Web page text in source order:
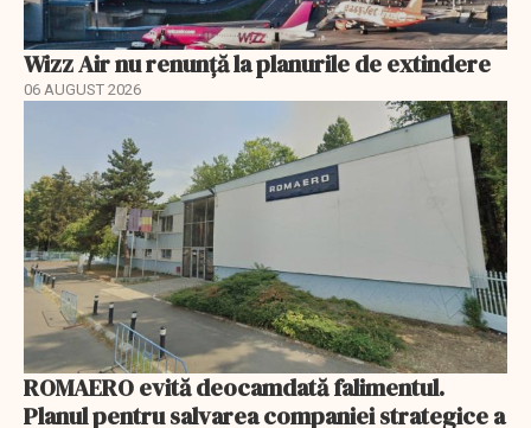
Wizz Air nu renunță la planurile de extindere
06 AUGUST 2026
ROMAERO evită deocamdată falimentul.
Planul pentru salvarea companiei strategice a